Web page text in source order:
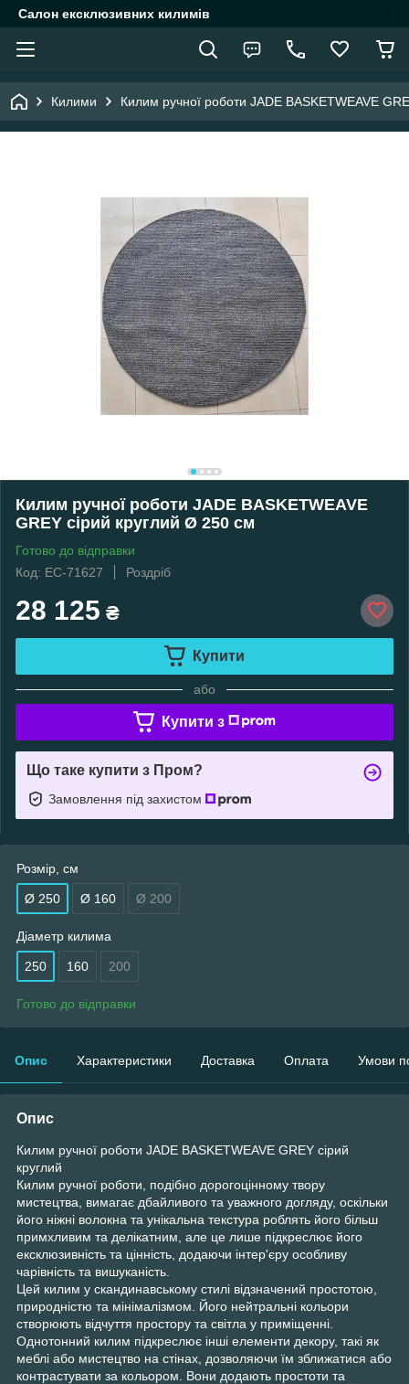
Салон ексклюзивних килимів
Килими Килим ручної роботи JADE BASKETWEAVE
Килим ручної роботи JADE BASKETWEAVE
GREY сірий круглий Ø 250 см
Готово до відправки
Код: EC-71627
Роздріб
28 125 ₴
Купити
або
Купити з
Що таке купити з Пром?
Замовлення під захистом
Розмір, см
Ø 250 Ø 160 Ø 200
Діаметр килима
250 160 200
Готово до відправки
Опис Характеристики Доставка Оплата Умови
Опис
Килим ручної роботи JADE BASKETWEAVE GREY сірий
круглий
Килим ручної роботи, подібно дорогоцінному твору
мистецтва, вимагає дбайливого та уважного догляду, оскільки
його ніжні волокна та унікальна текстура роблять його більш
примхливим та делікатним, але це лише підкреслює його
ексклюзивність та цінність, додаючи інтер'єру особливу
чарівність та вишуканість.
Цей килим у скандинавському стилі відзначений простотою,
природністю та мінімалізмом. Його нейтральні кольори
створюють відчуття простору та світла у приміщенні.
Однотонний килим підкреслює інші елементи декору, такі як
меблі або мистецтво на стінах, дозволяючи їм зближатися або
контрастувати за кольором. Вони додають простоти та